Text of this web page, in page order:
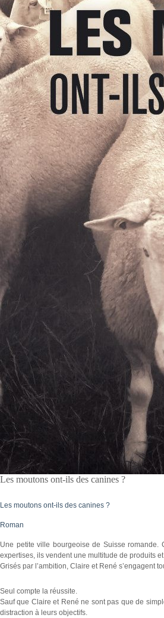
Les moutons ont-ils des canines ?
Les moutons ont-ils des canines ?
Roman
Une petite ville bourgeoise de Suisse romande.
expertises, ils vendent une multitude de produits
Grisés par l’ambition, Claire et René s’engagent
Seul compte la réussite.
Sauf que Claire et René ne sont pas que de
distraction à leurs objectifs.